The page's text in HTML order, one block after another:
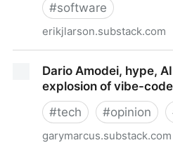
#software
erikjlarson.substack.com
Dario Amodei, hype,
explosion of vibe-
#tech #opinion
garymarcus.substack.com